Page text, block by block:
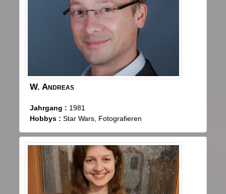
W. Andreas
Jahrgang : 1981
Hobbys : Star Wars, Fotografieren